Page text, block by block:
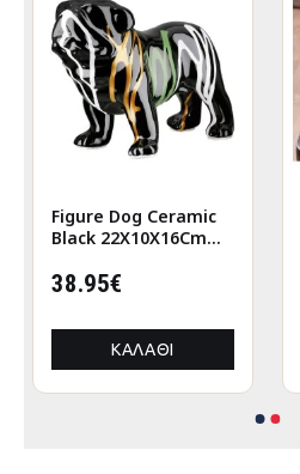
Figure Dog Ceramic
Black 22X10X16Cm
38.95€
ΚΑΛΆΘΙ